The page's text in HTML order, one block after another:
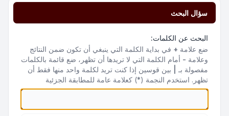
سؤال البحث
البحث عن الكلمات:
ضع علامة + في بداية الكلمة التي ينبغي أن تكون ضمن النتائج
وعلامة - أمام الكلمة التي لا تريدها أن تظهر، ضع قائمة بالكلمات
مفصولة بـ
بين قوسين إذا كنت تريد لكلمة واحد منها فقط أن
تظهر. استخدم النجمة (*) كعلامة عامة للمطابقة الجزئية